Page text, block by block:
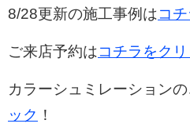
8/28更新の施工事例はコ
ご来店予約はコチラをクリ
カラーシュミレーション
ック ！